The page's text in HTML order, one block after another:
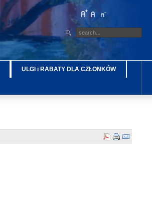
ULGI i RABATY DLA CZŁONKÓW